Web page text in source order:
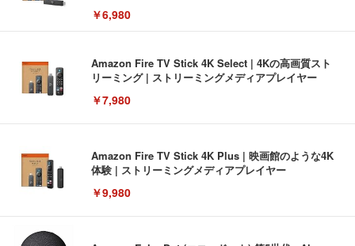
￥6,980
Amazon Fire TV Stick 4K Select | 4Kの高画質スト
リーミング | ストリーミングメディアプレイヤー
￥7,980
Amazon Fire TV Stick 4K Plus | 映画館のような4K
体験 | ストリーミングメディアプレイヤー
￥9,980